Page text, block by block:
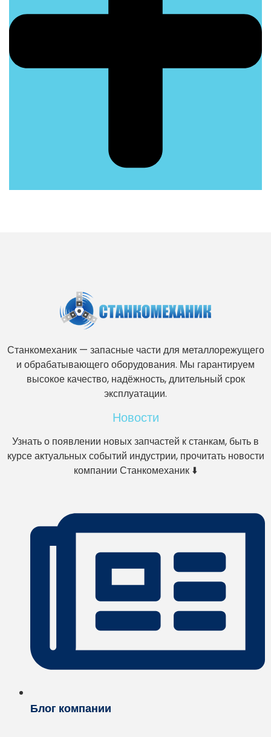
Станкомеханик — запасные части для металлорежущего
и обрабатывающего оборудования. Мы гарантируем
высокое качество, надёжность, длительный срок
эксплуатации.
Новости
Узнать о появлении новых запчастей к станкам, быть в
курсе актуальных событий индустрии, прочитать новости
компании Станкомеханик ⬇️
Блог компании